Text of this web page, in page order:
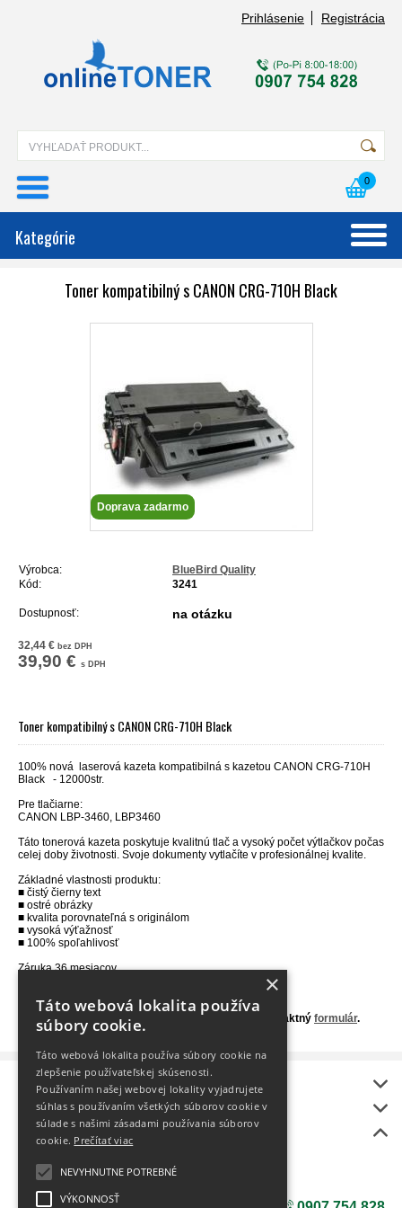
Prihlásenie Registrácia
0
Kategórie
Toner kompatibilný s CANON CRG-710H Black
Doprava zadarmo
Výrobca:
BlueBird Quality
Kód:
3241
Dostupnosť: na otázku
32,44 € bez DPH
39,90 € s DPH
Toner kompatibilný s CANON CRG-710H Black
100% nová laserová kazeta kompatibilná s kazetou CANON CRG-710H
Black - 12000str.
Pre tlačiarne:
CANON LBP-3460, LBP3460
Táto tonerová kazeta poskytuje kvalitnú tlač a vysoký počet výtlačkov počas
celej doby životnosti. Svoje dokumenty vytlačíte v profesionálnej kvalite.
Základné vlastnosti produktu:
■ čistý čierny text
■ ostré obrázky
■ kvalita porovnateľná s originálom
■ vysoká výťažnosť
■ 100% spoľahlivosť
Záruka 36 mesiacov.
Nie ste si istý, aký toner je vhodný do Vašej tlačiarne?
Kontaktujte nás na 0907 754 828, alebo využite kontaktný formulár.
Informácie
onlineToner
Bonus
Ako vybrať tlačiareň?
NÁŠ NOVÝ E-SHOP
×
Táto webová lokalita používa
súbory cookie.
Táto webová lokalita používa súbory cookie na
zlepšenie používateľskej skúsenosti.
Používaním našej webovej lokality vyjadrujete
súhlas s používaním všetkých súborov cookie v
súlade s našimi zásadami používania súborov
cookie. Prečítať viac
NEVYHNUTNE POTREBNÉ
VÝKONNOSŤ